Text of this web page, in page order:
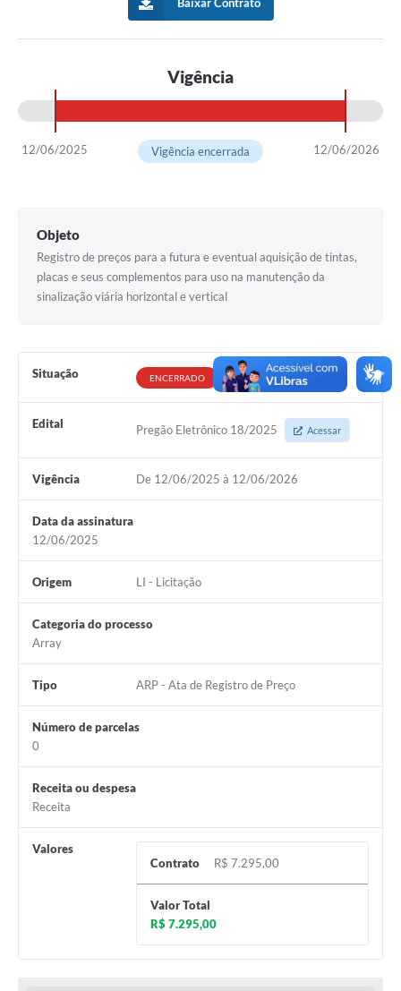
Planos de Tecnologia da Informação e Comunicação
Distritos
Água de Qualidade
Feriados Municipais
História
Galeria de Fotos
Audiências Públicas
Arquivos para Download
Notícias
Turismo
Projetos
Contas Públicas
Links
Vigência
12/06/2025 12/06/2026
Vigência encerrada
Objeto
Registro de preços para a futura e eventual aquisição de tintas,
placas e seus complementos para uso na manutenção da
sinalização viária horizontal e vertical
Situação ENCERRADO
Edital Pregão Eletrônico 18/2025 Acessar
Vigência De 12/06/2025 à 12/06/2026
Data da assinatura
12/06/2025
Origem LI - Licitação
Categoria do processo
Array
Tipo ARP - Ata de Registro de Preço
Número de parcelas
0
Receita ou despesa
Receita
Valores
Contrato
R$ 7.295,00
Valor Total
R$ 7.295,00